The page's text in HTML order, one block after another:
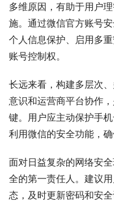
多维原因，有助于用户
施。通过微信官方账号
个人信息保护、启用多
账号控制权。
长远来看，构建多层次
意识和运营商平台协作
键。用户应主动保护手
利用微信的安全功能，
面对日益复杂的网络安
全的第一责任人。建议
态，及时更新密码和安